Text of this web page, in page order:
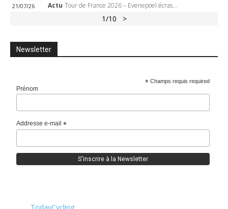
21/07/26 Actu Tour de France 2026 – Evenepoel écrase le chrono d’Évian, Seixas 4e, Lipowitz abandonne
1/10 >
Newsletter
* Champs requis required
Prénom
Addresse e-mail*
TodayCycling